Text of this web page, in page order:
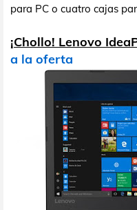
para PC o cuatro cajas
¡Chollo! Lenovo
a la oferta